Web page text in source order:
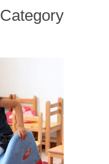
Category: